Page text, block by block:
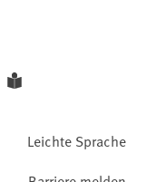
Leichte Sprache